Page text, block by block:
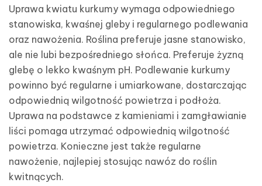
Uprawa kwiatu kurkumy wymaga odpowiedniego
stanowiska, kwaśnej gleby i regularnego podlewania
oraz nawożenia. Roślina preferuje jasne stanowisko,
ale nie lubi bezpośredniego słońca. Preferuje żyzną
glebę o lekko kwaśnym pH. Podlewanie kurkumy
powinno być regularne i umiarkowane, dostarczając
odpowiednią wilgotność powietrza i podłoża.
Uprawa na podstawce z kamieniami i zamgławianie
liści pomaga utrzymać odpowiednią wilgotność
powietrza. Konieczne jest także regularne
nawożenie, najlepiej stosując nawóz do roślin
kwitnących.